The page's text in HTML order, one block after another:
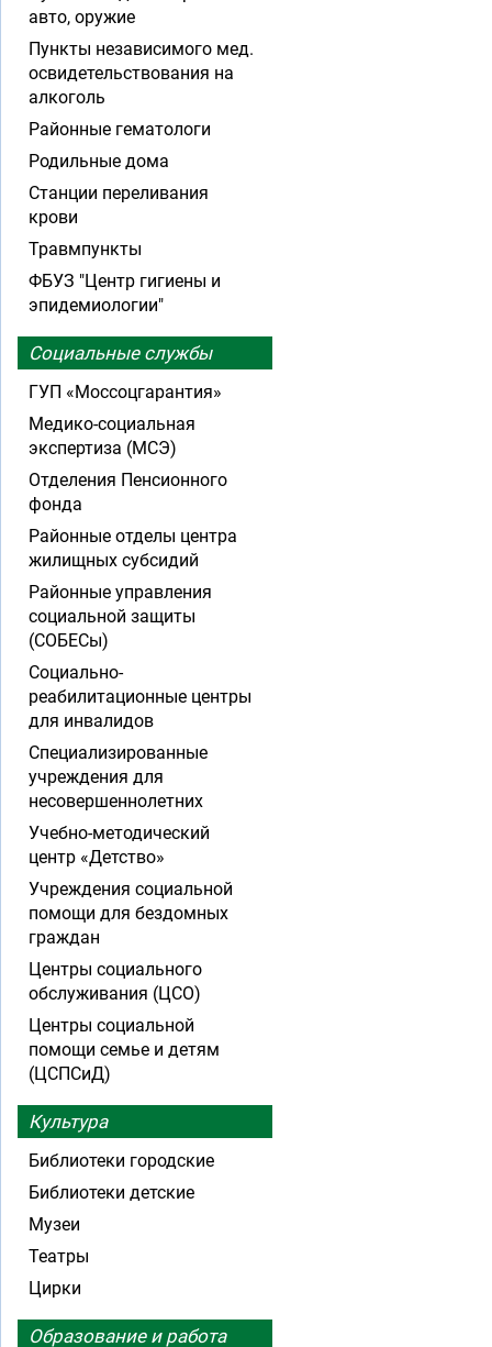
авто, оружие
Пункты независимого мед.
освидетельствования на
алкоголь
Районные гематологи
Родильные дома
Станции переливания
крови
Травмпункты
ФБУЗ "Центр гигиены и
эпидемиологии"
Социальные службы
ГУП «Моссоцгарантия»
Медико-социальная
экспертиза (МСЭ)
Отделения Пенсионного
фонда
Районные отделы центра
жилищных субсидий
Районные управления
социальной защиты
(СОБЕСы)
Социально-
реабилитационные центры
для инвалидов
Специализированные
учреждения для
несовершеннолетних
Учебно-методический
центр «Детство»
Учреждения социальной
помощи для бездомных
граждан
Центры социального
обслуживания (ЦСО)
Центры социальной
помощи семье и детям
(ЦСПСиД)
Культура
Библиотеки городские
Библиотеки детские
Музеи
Театры
Цирки
Образование и работа